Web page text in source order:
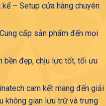
– Setup cửa hàng chuyên
cấp sản phẩm đến mọi
bền đẹp, chịu lực tốt, tối ưu
cam kết mang đến giải
không gian lưu trữ và trưng